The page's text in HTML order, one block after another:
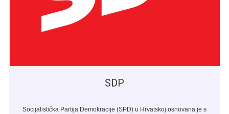
SDP
Socijalistička Partija Demokracije (SPD) u Hrvatskoj osnovana je s